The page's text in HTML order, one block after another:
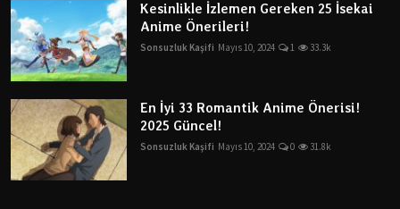
Kesinlikle İzlemen Gereken 25 İsekai
Anime Önerileri!
Sonsuzluk Kaşifi Mayıs 10, 2024 1 33.3k
En İyi 33 Romantik Anime Önerisi!
2025 Güncel!
Sonsuzluk Kaşifi Mayıs 10, 2024 0 31.8k